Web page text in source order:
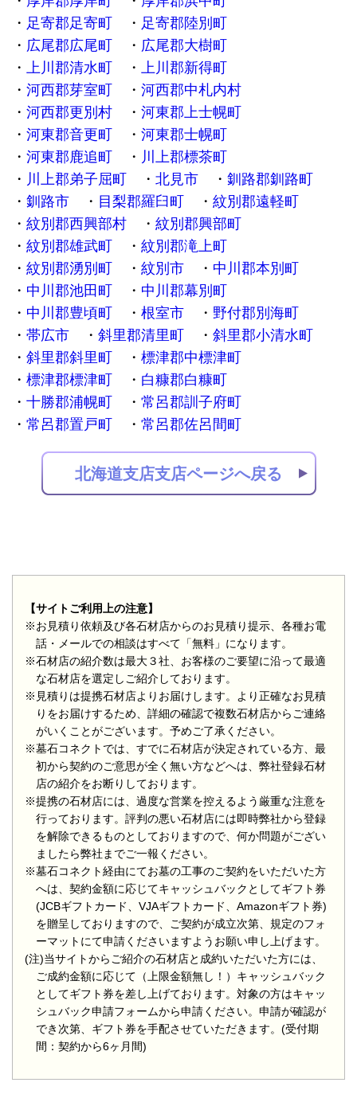
足寄郡足寄町
足寄郡陸別町
広尾郡広尾町
広尾郡大樹町
上川郡清水町
上川郡新得町
河西郡芽室町
河西郡中札内村
河西郡更別村
河東郡上士幌町
河東郡音更町
河東郡士幌町
河東郡鹿追町
川上郡標茶町
川上郡弟子屈町
北見市
釧路郡釧路町
釧路市
目梨郡羅臼町
紋別郡遠軽町
紋別郡西興部村
紋別郡興部町
紋別郡雄武町
紋別郡滝上町
紋別郡湧別町
紋別市
中川郡本別町
中川郡池田町
中川郡幕別町
中川郡豊頃町
根室市
野付郡別海町
帯広市
斜里郡清里町
斜里郡小清水町
斜里郡斜里町
標津郡中標津町
標津郡標津町
白糠郡白糠町
十勝郡浦幌町
常呂郡訓子府町
常呂郡置戸町
常呂郡佐呂間町
北海道支店支店ページへ戻る
【サイトご利用上の注意】
※お見積り依頼及び各石材店からのお見積り提示、各種お電
話・メールでの相談はすべて「無料」になります。
※石材店の紹介数は最大３社、お客様のご要望に沿って最適
な石材店を選定しご紹介しております。
※見積りは提携石材店よりお届けします。より正確なお見積
りをお届けするため、詳細の確認で複数石材店からご連絡
がいくことがございます。予めご了承ください。
※墓石コネクトでは、すでに石材店が決定されている方、最
初から契約のご意思が全く無い方などへは、弊社登録石材
店の紹介をお断りしております。
※提携の石材店には、過度な営業を控えるよう厳重な注意を
行っております。評判の悪い石材店には即時弊社から登録
を解除できるものとしておりますので、何か問題がござい
ましたら弊社までご一報ください。
※墓石コネクト経由にてお墓の工事のご契約をいただいた方
へは、契約金額に応じてキャッシュバックとしてギフト券
(JCBギフトカード、VJAギフトカード、Amazonギフト券)
を贈呈しておりますので、ご契約が成立次第、規定のフォ
ーマットにて申請くださいますようお願い申し上げます。
(注)当サイトからご紹介の石材店と成約いただいた方には、
ご成約金額に応じて（上限金額無し！）キャッシュバック
としてギフト券を差し上げております。対象の方はキャッ
シュバック申請フォームから申請ください。申請が確認が
でき次第、ギフト券を手配させていただきます。(受付期
間：契約から6ヶ月間)